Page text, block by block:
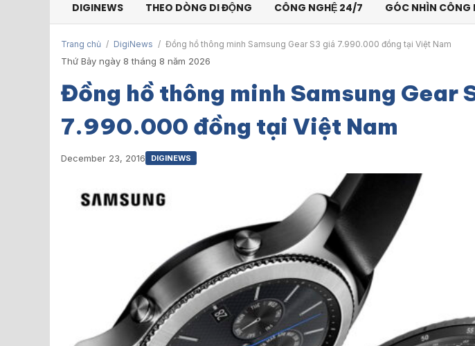
DIGINEWS THEO DÒNG DI ĐỘNG CÔNG NGHỆ 24/7 GÓC NHÌN CÔNG
Trang chủ / DigiNews / Đồng hồ thông minh Samsung Gear S3 giá 7.990.000 đồng tại Việt Nam
Thứ Bảy ngày 8 tháng 8 năm 2026
Đồng hồ thông minh Samsung Gear
7.990.000 đồng tại Việt Nam
December 23, 2016 DIGINEWS